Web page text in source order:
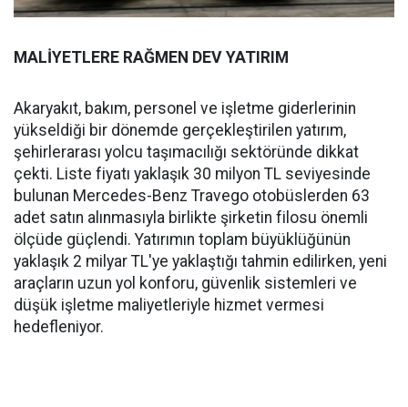
MALİYETLERE RAĞMEN DEV YATIRIM
Akaryakıt, bakım, personel ve işletme giderlerinin
yükseldiği bir dönemde gerçekleştirilen yatırım,
şehirlerarası yolcu taşımacılığı sektöründe dikkat
çekti. Liste fiyatı yaklaşık 30 milyon TL seviyesinde
bulunan Mercedes-Benz Travego otobüslerden 63
adet satın alınmasıyla birlikte şirketin filosu önemli
ölçüde güçlendi. Yatırımın toplam büyüklüğünün
yaklaşık 2 milyar TL'ye yaklaştığı tahmin edilirken, yeni
araçların uzun yol konforu, güvenlik sistemleri ve
düşük işletme maliyetleriyle hizmet vermesi
hedefleniyor.